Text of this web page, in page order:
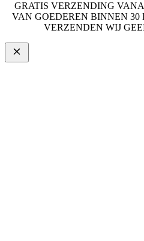
GRATIS VERZENDING
VAN GOEDEREN BINNEN 30
VERZENDEN WIJ